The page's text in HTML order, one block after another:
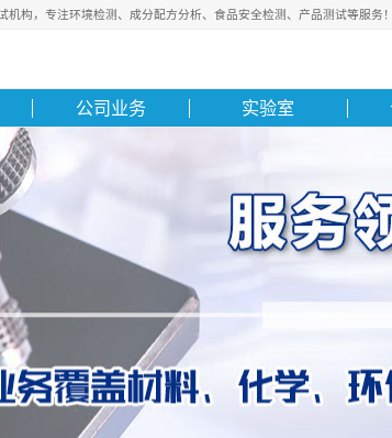
机构，专注环境检测、成分配方分析、食品安全检测、产品测试等服务！
公司业务 实验室